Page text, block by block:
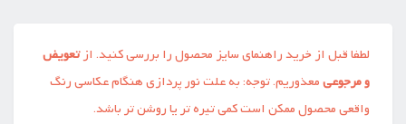
لطفا قبل از خرید راهنمای سایز محصول را بررسی کنید. ازتعویض
و مرجوعیمعذوریم. توجه: به علت نور پردازی هنگام عکاسی رنگ
واقعی محصول ممکن است کمی تیره تر یا روشن تر باشد.